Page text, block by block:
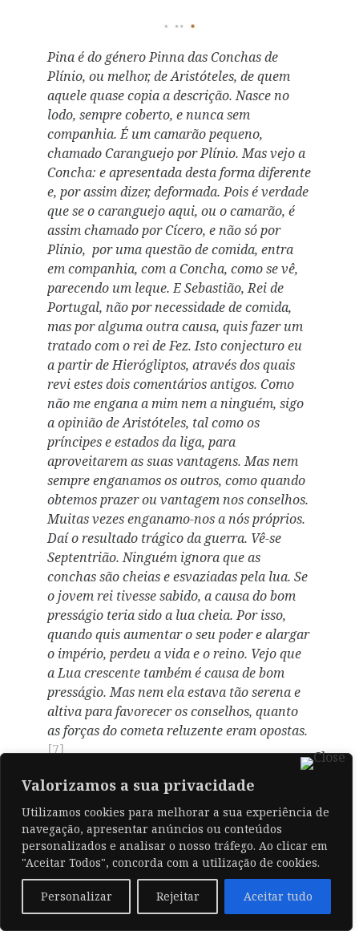
Valorizamos a sua privacidade
Utilizamos cookies para melhorar a sua experiência de
navegação, apresentar anúncios ou conteúdos
personalizados e analisar o nosso tráfego. Ao clicar em
"Aceitar Todos", concorda com a utilização de cookies.
Personalizar Rejeitar Aceitar tudo
Pina é do género Pinna das Conchas de
Plínio, ou melhor, de Aristóteles, de quem
aquele quase copia a descrição. Nasce no
lodo, sempre coberto, e nunca sem
companhia. É um camarão pequeno,
chamado Caranguejo por Plínio. Mas vejo a
Concha: e apresentada desta forma diferente
e, por assim dizer, deformada. Pois é verdade
que se o caranguejo aqui, ou o camarão, é
assim chamado por Cícero, e não só por
Plínio, por uma questão de comida, entra
em companhia, com a Concha, como se vê,
parecendo um leque. E Sebastião, Rei de
Portugal, não por necessidade de comida,
mas por algumaoutra causa, quis fazer um
tratado com o rei de Fez. Isto conjecturo eu
a partir de Hierógliptos, através dos quais
revi estes dois comentários antigos. Como
não me engana a mim nem a ninguém, sigo
a opinião de Aristóteles, tal como os
príncipes e estados da liga, para
aproveitarem as suas vantagens. Mas nem
sempre enganamos os outros, como quando
obtemos prazer ou vantagem nos conselhos.
Muitas vezes enganamo-nos a nós próprios.
Daí o resultado trágico da guerra. Vê-se
Septentrião. Ninguém ignora que as
conchas são cheias e esvaziadas pela lua. Se
o jovem rei tivesse sabido, a causa do bom
presságio teria sido a lua cheia. Por isso,
quando quis aumentar o seu poder e alargar
o império, perdeu a vida e o reino. Vejo que
a Lua crescente também é causa de bom
presságio. Mas nem ela estava tão serena e
altiva para favorecer os conselhos, quanto
as forças do cometa reluzente eram opostas.
[7]
Salomon Neugebauer (1574-1625?), autor
prussiano, foi reitor do
calvinista polaco de Kock, e guia e
preceptor dos filhos de seu mentor Andrés
Firlej, dono dessa escola. Apaixonado por
Geografia e História, realizou uma viagem
pela Europa com os seus pupilos. Em 1619,
fruto desse entusiasmo pela historiografia,